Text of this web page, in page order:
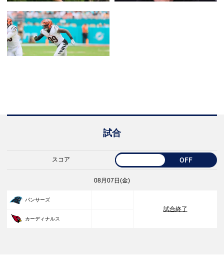
試合
スコア OFF
08月07日(金)
パンサーズ
試合終了
カーディナルス